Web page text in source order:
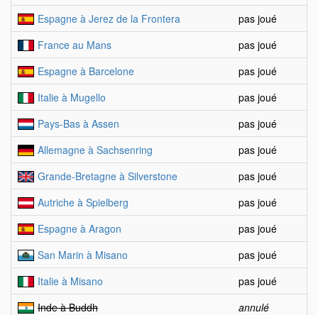
Espagne à Jerez de la Frontera
pas joué
France au Mans
pas joué
Espagne à Barcelone
pas joué
Italie à Mugello
pas joué
Pays-Bas à Assen
pas joué
Allemagne à Sachsenring
pas joué
Grande-Bretagne à Silverstone
pas joué
Autriche à Spielberg
pas joué
Espagne à Aragon
pas joué
San Marin à Misano
pas joué
Italie à Misano
pas joué
Inde à Buddh
annulé